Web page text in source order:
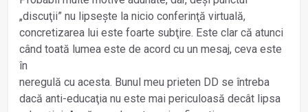
„discuţii” nu lipsește la nicio conferinţă virtuală,
concretizarea lui este foarte subţire. Este clar că atunci
când toată lumea este de acord cu un mesaj, ceva este
în
neregulă cu acesta. Bunul meu prieten DD se întreba
dacă anti-educaţia nu este mai periculoasă decât lipsa